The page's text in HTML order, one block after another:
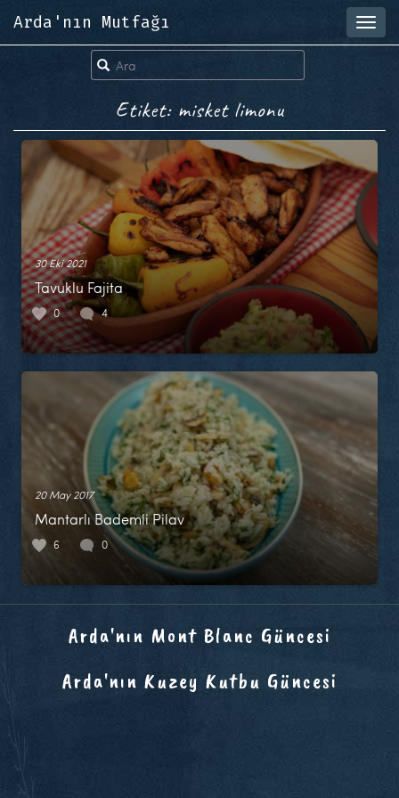
Arda'nın Mutfağı
Etiket: misket limonu
30 Eki 2021
Tavuklu Fajita
0 4
20 May 2017
Mantarlı Bademli Pilav
6 0
Arda'nın Mont Blanc Güncesi
Arda'nın Kuzey Kutbu Güncesi